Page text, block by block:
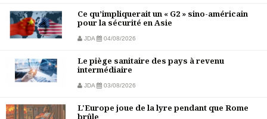
Ce qu’impliquerait un « G2 » sino-américain
pour la sécurité en Asie
JDA 04/08/2026
Le piège sanitaire des pays à revenu
intermédiaire
JDA 03/08/2026
L'Europe joue de la lyre pendant que Rome
brûle